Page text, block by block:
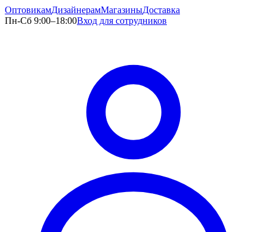
ОптовикамДизайнерамМагазиныДоставка
Пн-Сб 9:00–18:00Вход для сотрудников